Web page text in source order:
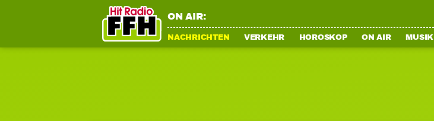
ON AIR:
NACHRICHTEN VERKEHR HOROSKOP ON AIR MUSIK